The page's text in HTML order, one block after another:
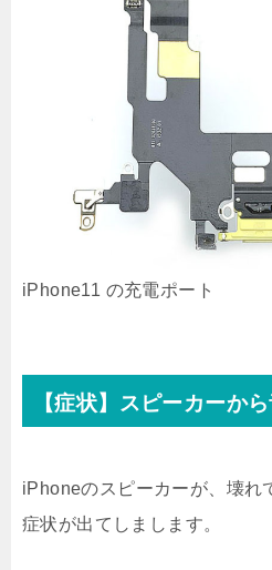
iPhone11 の充電ポート
【症状】スピーカーか
iPhoneのスピーカーが、壊れ
症状が出てしまします。